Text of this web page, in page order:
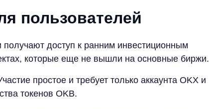
пользователей
получают доступ к ранним инвестиционным
которые еще не вышли на основные биржи.
простое и требует только аккаунта OKX и
токенов OKB.